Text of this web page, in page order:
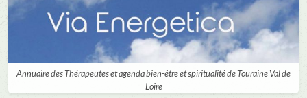
Annuaire des Thérapeutes et agenda bien-être et spiritualité de Touraine Val de
Loire